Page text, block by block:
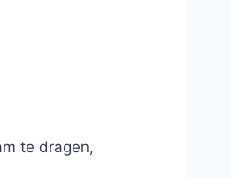
te dragen,